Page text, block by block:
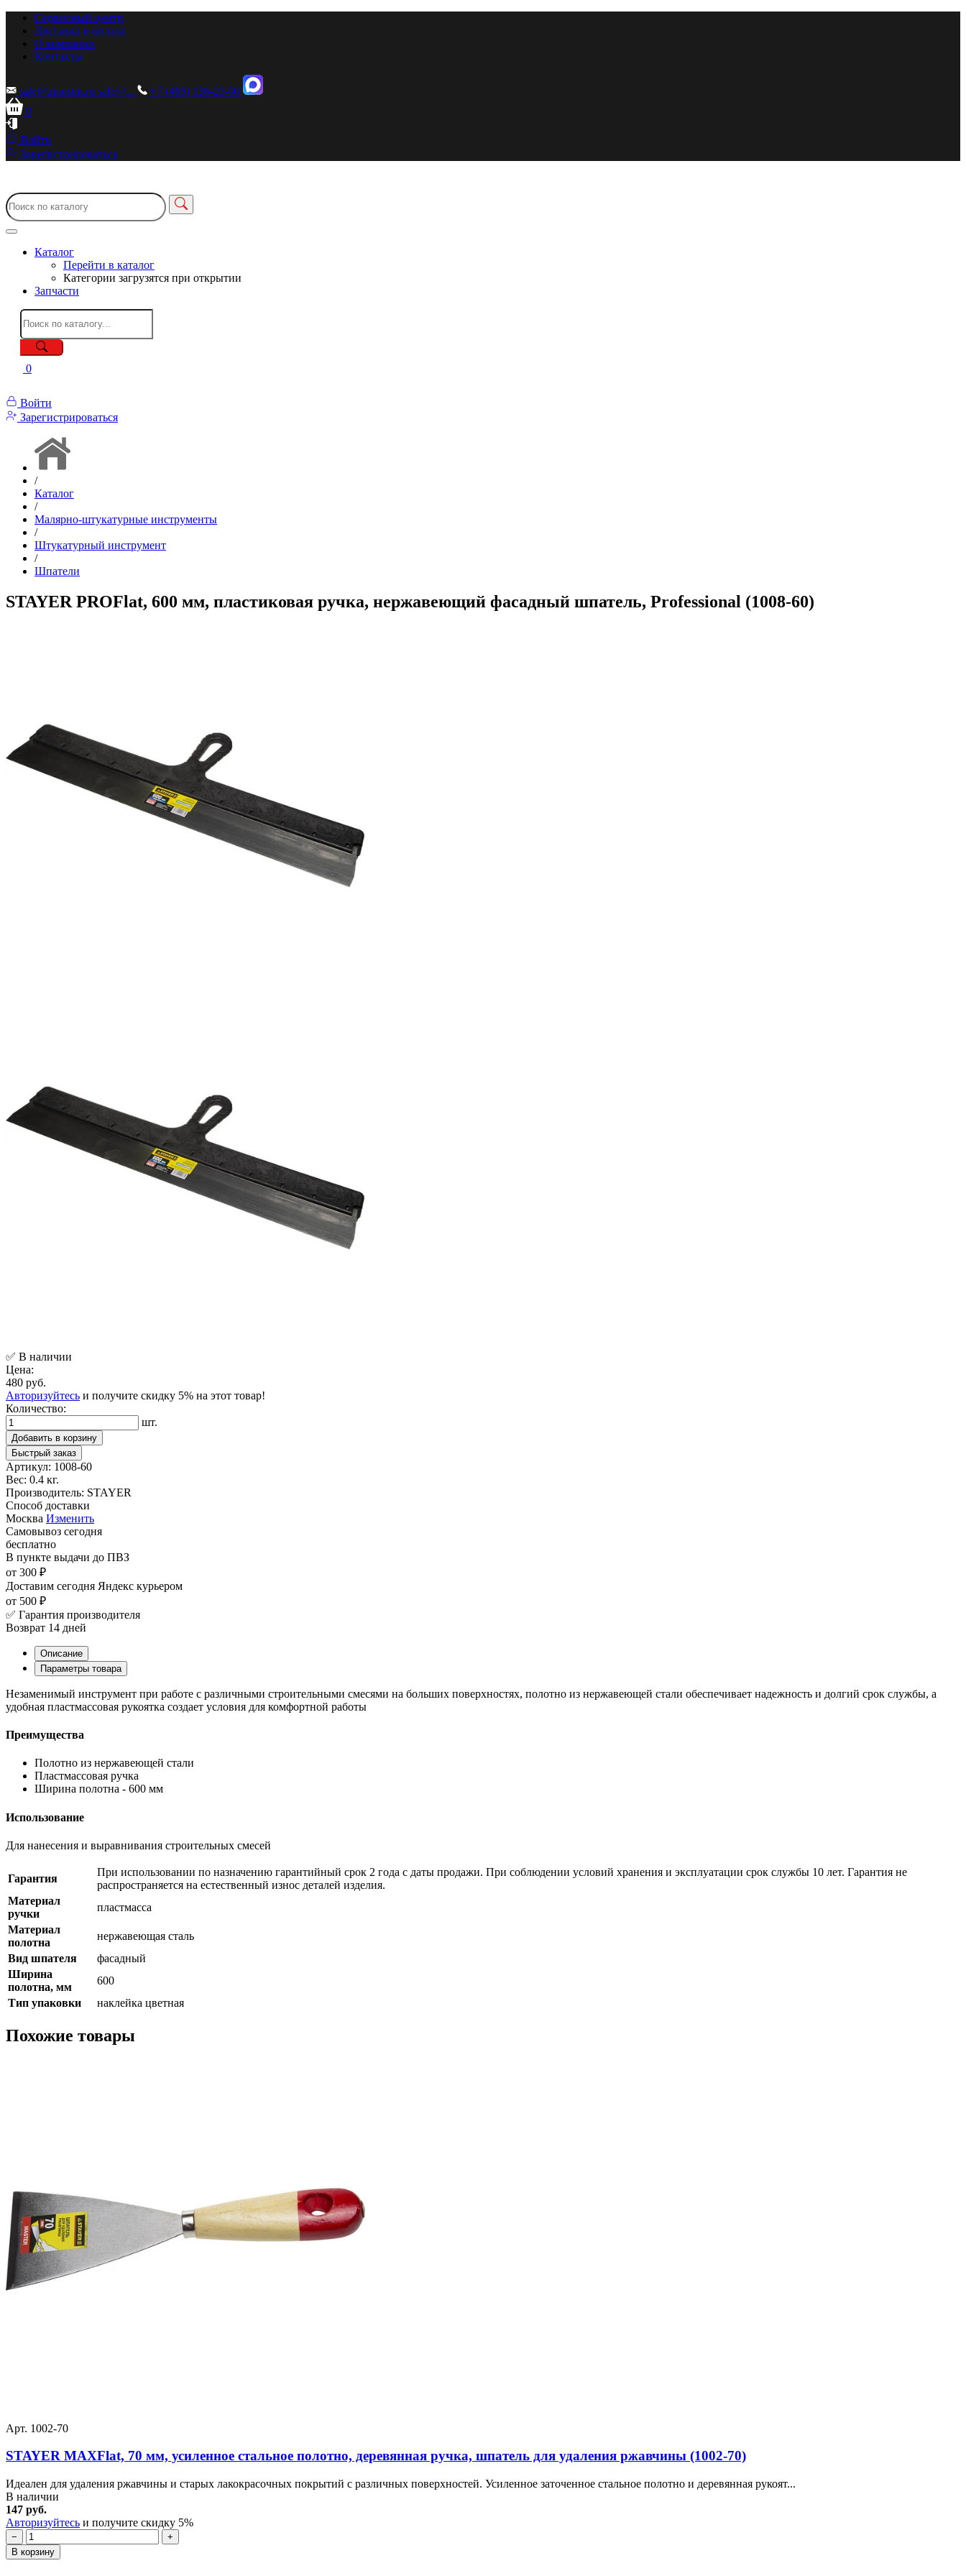
Сервисный центр
Доставка и оплата
О компании
Контакты
sale@zionstm.ru sale@...
+7 (495) 136-23-00
0
Войти
Зарегистрироваться
Каталог
Перейти в каталог
Категории загрузятся при открытии
Запчасти
0
Войти
Зарегистрироваться
/
Каталог
/
Малярно-штукатурные инструменты
/
Штукатурный инструмент
/
Шпатели
STAYER PROFlat, 600 мм, пластиковая ручка, нержавеющий фасадный шпатель, Professional (1008-60)
✅ В наличии
Цена:
480 руб.
Авторизуйтесь и получите скидку 5% на этот товар!
Количество:
шт.
Добавить в корзину
Быстрый заказ
Артикул: 1008-60
Вес: 0.4 кг.
Производитель: STAYER
Способ доставки
Москва Изменить
Самовывоз сегодня
бесплатно
В пункте выдачи до ПВЗ
от 300 ₽
Доставим сегодня Яндекс курьером
от 500 ₽
✅ Гарантия производителя
Возврат 14 дней
Описание
Параметры товара
Незаменимый инструмент при работе с различными строительными смесями на больших поверхностях, полотно из нержавеющей стали обеспечивает надежность и долгий срок службы, а
удобная пластмассовая рукоятка создает условия для комфортной работы
Преимущества
Полотно из нержавеющей стали
Пластмассовая ручка
Ширина полотна - 600 мм
Использование
Для нанесения и выравнивания строительных смесей
Гарантия
При использовании по назначению гарантийный срок 2 года с даты продажи. При соблюдении условий хранения и эксплуатации срок службы 10 лет. Гарантия не
распространяется на естественный износ деталей изделия.
Материал
ручки
пластмасса
Материал
полотна
нержавеющая сталь
Вид шпателя
фасадный
Ширина
полотна, мм
600
Тип упаковки
наклейка цветная
Похожие товары
Арт. 1002-70
STAYER MAXFlat, 70 мм, усиленное стальное полотно, деревянная ручка, шпатель для удаления ржавчины (1002-70)
Идеален для удаления ржавчины и старых лакокрасочных покрытий с различных поверхностей. Усиленное заточенное стальное полотно и деревянная рукоят...
В наличии
147 руб.
Авторизуйтесь и получите скидку 5%
−
+
В корзину